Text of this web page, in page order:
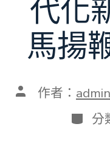
代化
馬揚
文 作者： admin
分
類
分